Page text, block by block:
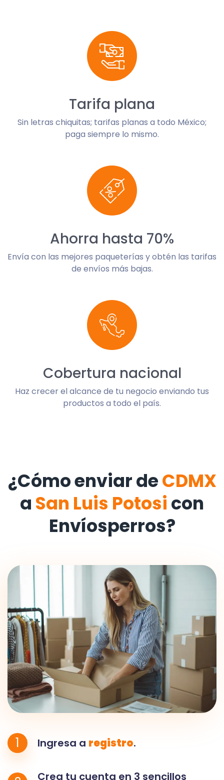
Tarifa plana
Sin letras chiquitas; tarifas planas a todo México;
paga siempre lo mismo.
Ahorra hasta 70%
Envía con las mejores paqueterías y obtén las tarifas
de envíos más bajas.
Cobertura nacional
Haz crecer el alcance de tu negocio enviando tus
productos a todo el país.
¿Cómo enviar deCDMX
a San Luis Potosi con
Envíosperros?
1 Ingresa a registro.
Crea tu cuenta en 3 sencillos